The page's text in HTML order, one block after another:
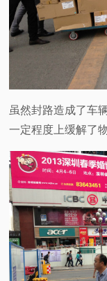
虽然封路造成了车
一定程度上缓解了